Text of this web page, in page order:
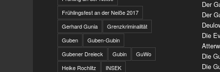
Frühlingsfest an der Neiße 2017
Gerhard Gunia
Grenzkriminalität
Guben
Guben-Gubin
Gubener Dreieck
Gubin
GuWo
Heike Rochlitz
INSEK
Der
Der
Die
Die
Die